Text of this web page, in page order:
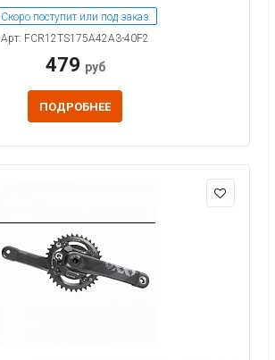
Скоро поступит или под заказ
Арт: FCR12TS175A42A3-40F2
479 руб
ПОДРОБНЕЕ